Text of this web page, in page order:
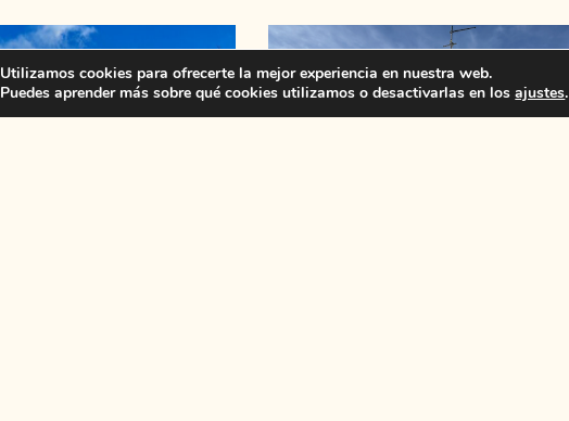
Utilizamos cookies para ofrecerte la mejor experiencia en nuestra web.
Puedes aprender más sobre qué cookies utilizamos o desactivarlas en losajustes.